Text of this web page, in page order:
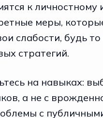
к
меры,
слабости, будь
стратегий.
на навыках:
а не с
с